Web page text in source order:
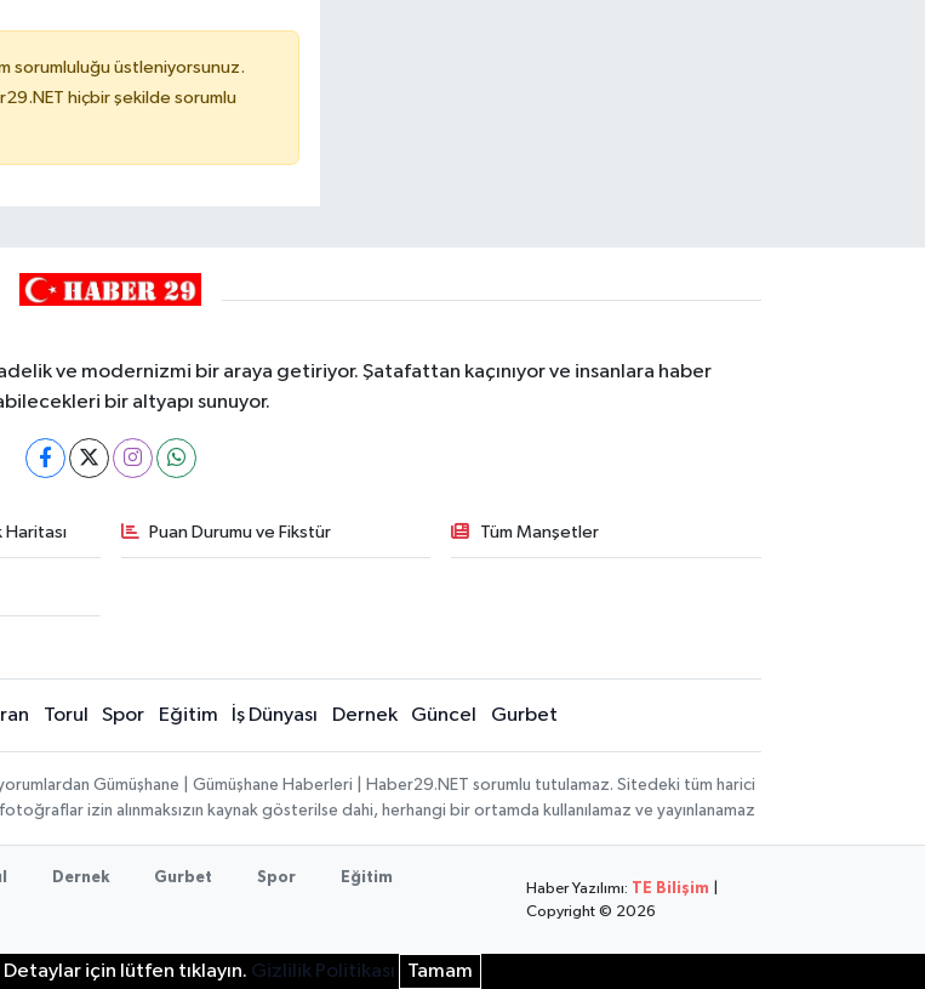
sorumluluğu üstleniyorsunuz.
hiçbir şekilde sorumlu
ve modernizmi bir araya getiriyor. Şatafattan kaçınıyor ve insanlara haber
bir altyapı sunuyor.
Puan Durumu ve Fikstür Tüm Manşetler
Torul Spor Eğitim İş Dünyası Dernek Güncel Gurbet
Gümüşhane | Gümüşhane Haberleri | Haber29.NET sorumlu tutulamaz. Sitedeki tüm harici
izin alınmaksızın kaynak gösterilse dahi, herhangi bir ortamda kullanılamaz ve yayınlanamaz
Dernek Gurbet Spor
Eğitim
Haber Yazılımı: TE Bilişim
Copyright © 2026
için lütfen tıklayın. Gizlilik Politikası Tamam